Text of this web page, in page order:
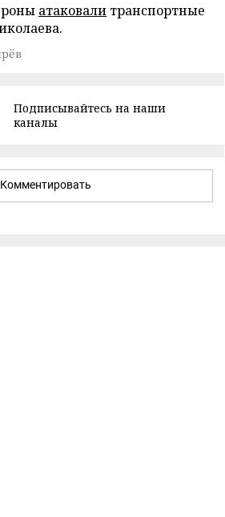
атаковали транспортные
Подписывайтесь на наши
каналы
Комментировать